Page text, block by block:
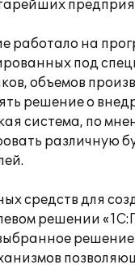
работало на
под
объемов
решение о
система, по
различную
средств для
решении
решение